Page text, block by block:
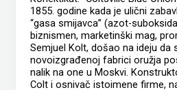
1855. godine kada je ulični
“gasa smijavca” (azot-
biznismen, marketinški mag,
Semjuel Kolt, došao na ideju da
novoizgrađenoj fabrici oružja
nalik na one u Moskvi.
Colt i osnivač istoimene firme,